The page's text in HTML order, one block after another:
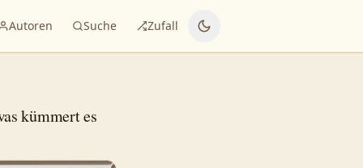
Autoren Suche Zufall
kümmert es